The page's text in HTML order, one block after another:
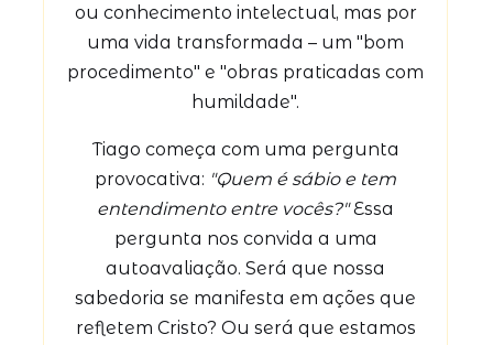
ou conhecimento intelectual, mas por
uma vida transformada – um "bom
procedimento" e "obras praticadas com
humildade".
Tiago começa com uma pergunta
provocativa: "Quem é sábio e tem
entendimento entre vocês?"Essa
pergunta nos convida a uma
autoavaliação. Será que nossa
sabedoria se manifesta em ações que
refletem Cristo? Ou será que estamos